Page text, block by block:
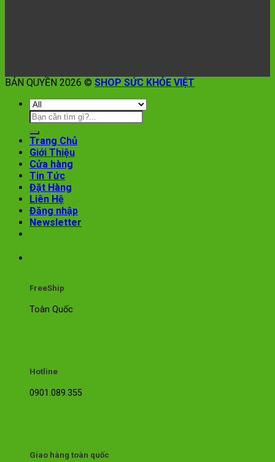
BẢN QUYỀN 2026 © SHOP SỨC KHỎE VIỆT
Trang Chủ
Giới Thiệu
Cửa hàng
Tin Tức
Đặt Hàng
Liên Hệ
Đăng nhập
Newsletter
FreeShip
Toàn Quốc
Hotline
0901.089.355
Giao hàng toàn quốc